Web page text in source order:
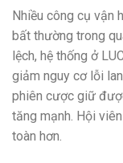
Nhiều công cụ vận
bất thường trong
lệch, hệ thống ở
giảm nguy cơ lỗi
phiên cược giữ
tăng mạnh. Hội
toàn hơn.